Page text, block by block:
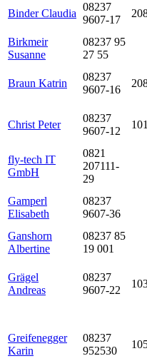
Binder Claudia
08237
9607-17
Birkmeir
Susanne
08237 95
27 55
Braun Katrin
08237
9607-16
Christ Peter
08237
9607-12
101
fly-tech IT
GmbH
0821
207111-
29
Gamperl
Elisabeth
08237
9607-36
Ganshorn
Albertine
08237 85
19 001
Grägel
Andreas
08237
9607-22
Greifenegger
Karin
08237
952530